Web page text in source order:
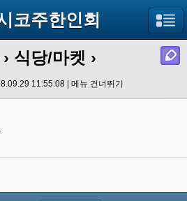
코주한인회
› 식당/마켓 ›
11:55:08 | 메뉴 건너뛰기